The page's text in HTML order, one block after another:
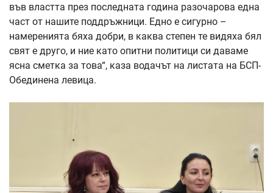
във властта през последната година разочарова една
част от нашите поддръжници. Едно е сигурно –
намеренията бяха добри, в каква степен те видяха бял
свят е друго, и ние като опитни политици си даваме
ясна сметка за това“, каза водачът на листата на БСП-
Обединена левица.